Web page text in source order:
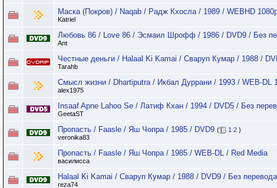
Маска (Покров) / Naqab / Радж Кхосла / 1989 / WEBHD
Katriel
Любовь 86 / Love 86 / Эсмаил Шрофф / 1986 / DVD9 / Без
Ant
Честные деньги / Halaal Ki Kamai / Сваруп Кумар / 1988 /
Tarahb
Смысл жизни / Dhartiputra / Икбал Дуррани / 1993 / WEB-DL
alex1975
Insaaf Apne Lahoo Se / Латиф Кхан / 1994 / DVD5 / Без
GeetaST
Пропасть / Faasle / Яш Чопра / 1985 / DVD9 ( 1 2 )
veronika83
Пропасть / Faasle / Яш Чопра / 1985 / WEB-DL / Red Media
василисса
Halaal Ki Kamai / Сваруп Кумар / 1988 / DVD9 / Без перевода
reza74